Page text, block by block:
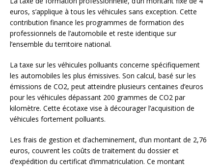
euros, s’applique à tous les véhicules sans exception. Cette
contribution finance les programmes de formation des
professionnels de l’automobile et reste identique sur
l’ensemble du territoire national.
La taxe sur les véhicules polluants concerne spécifiquement
les automobiles les plus émissives. Son calcul, basé sur les
émissions de CO2, peut atteindre plusieurs centaines d’euros
pour les véhicules dépassant 200 grammes de CO2 par
kilomètre. Cette écotaxe vise à décourager l’acquisition de
véhicules fortement polluants.
Les frais de gestion et d’acheminement, d’un montant de 2,76
euros, couvrent les coûts de traitement du dossier et
d’expédition du certificat d’immatriculation. Ce montant